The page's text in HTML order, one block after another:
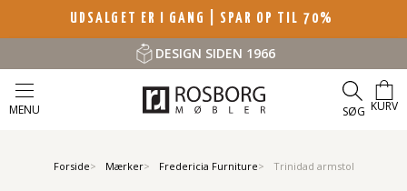
UDSALGET ER I GANG | SPAR OP TIL 70%
DESIGN SIDEN 1966
MENU SØG KURV
Forside Mærker Fredericia Furniture Trinidad armstol